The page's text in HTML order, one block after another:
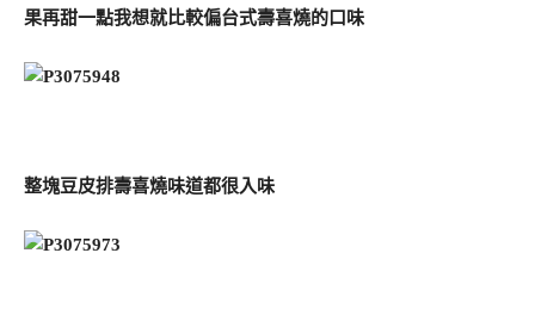
果再甜一點我想就比較偏台式壽喜燒的口味
整塊豆皮排壽喜燒味道都很入味